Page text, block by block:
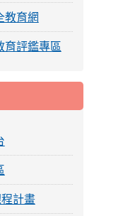
教育網
育評鑑專區
計畫